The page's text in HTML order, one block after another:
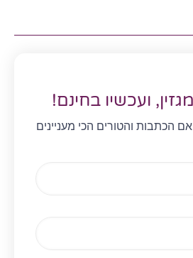
ועכשיו בחינם!
אם הכתבות והטורים הכי מעניינים